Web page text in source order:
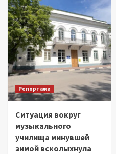
Репортажи
Ситуация вокруг
музыкального
училища минувшей
зимой всколыхнула